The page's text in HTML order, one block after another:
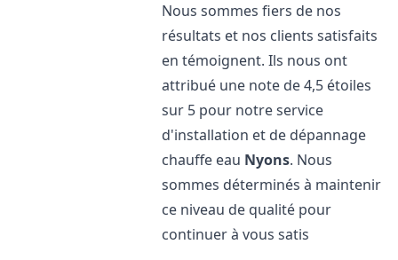
Nous sommes fiers de nos
résultats et nos clients satisfaits
en témoignent. Ils nous ont
attribué une note de 4,5 étoiles
sur 5 pour notre service
d'installation et de dépannage
chauffe eau Nyons. Nous
sommes déterminés à maintenir
ce niveau de qualité pour
continuer à vous satis